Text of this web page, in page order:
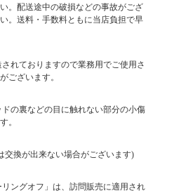
。配送途中の破損などの事故がござ
。送料・手数料ともに当店負担で早
れておりますので業務用でご使用さ
ございます。
の裏などの目に触れない部分の小傷
。
交換が出来ない場合がございます)
ングオフ」は、訪問販売に適用され